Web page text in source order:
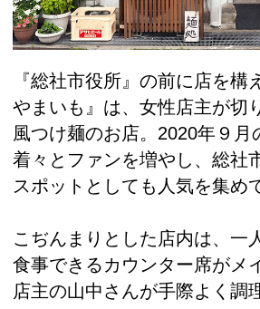
『総社市役所』の前に店を構
やまいも』は、女性店主が切
風つけ麺のお店。2020年９月
着々とファンを増やし、総社
スポットとしても人気を集め
こぢんまりとした店内は、一
食事できるカウンター席がメ
店主の山中さんが手際よく調